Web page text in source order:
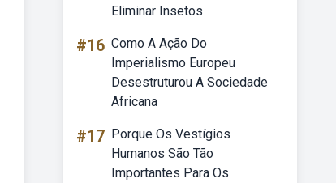
Eliminar Insetos
#16 Como A Ação Do
Imperialismo Europeu
Desestruturou A Sociedade
Africana
#17 Porque Os Vestígios
Humanos São Tão
Importantes Para Os